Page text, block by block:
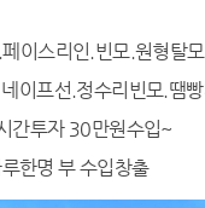
이스리인.빈모.원형탈
이프선.정수리빈모.땜
간투자 30만원수입~
한명 부 수입창출